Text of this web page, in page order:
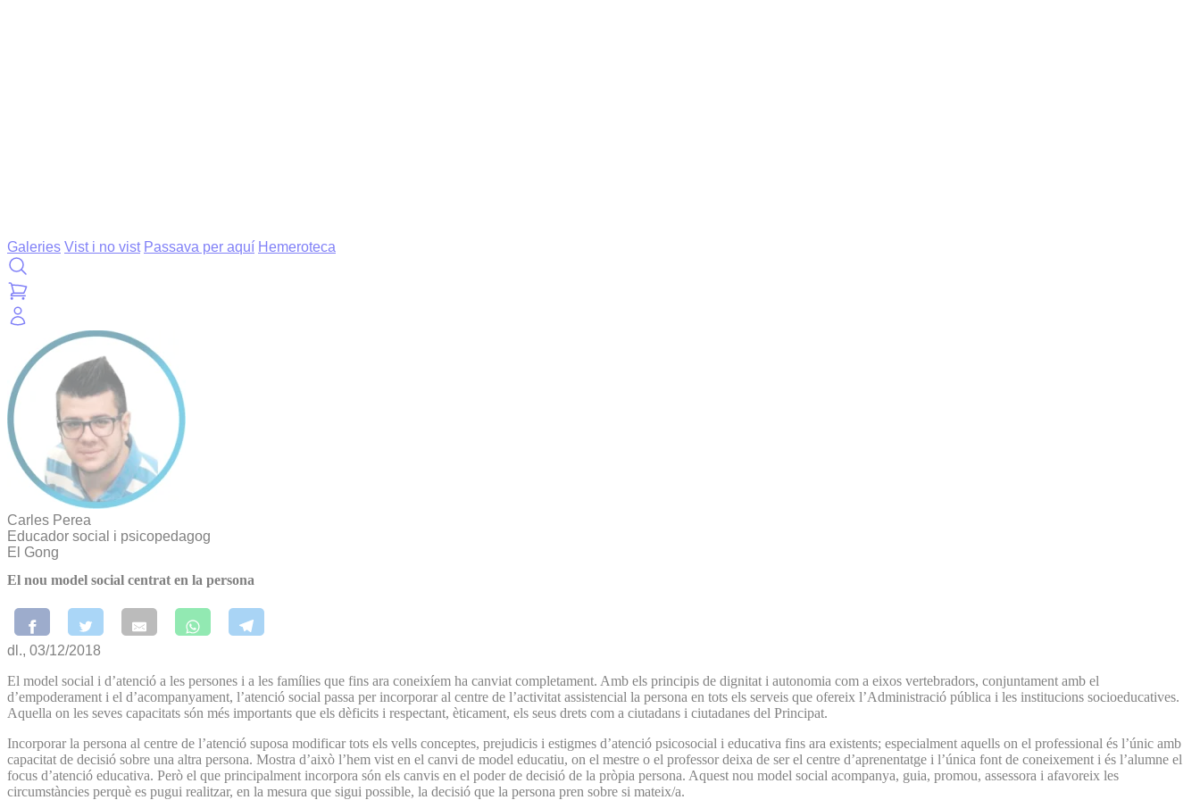
Galeries Vist i no vist Passava per aquí Hemeroteca
Carles Perea
Educador social i psicopedagog
El Gong
El nou model social centrat en la persona
dl., 03/12/2018
El model social i d’atenció a les persones i a les famílies que fins ara coneixíem ha canviat completament. Amb els principis de dignitat i autonomia com a eixos vertebradors, conjuntament amb el
d’empoderament i el d’acompanyament, l’atenció social passa per incorporar al centre de l’activitat assistencial la persona en tots els serveis que ofereix l’Administració pública i les institucions socioeducatives.
Aquella on les seves capacitats són més importants que els dèficits i respectant, èticament, els seus drets com a ciutadans i ciutadanes del Principat.
Incorporar la persona al centre de l’atenció suposa modificar tots els vells conceptes, prejudicis i estigmes d’atenció psicosocial i educativa fins ara existents; especialment aquells on el professional és l’únic amb
capacitat de decisió sobre una altra persona. Mostra d’això l’hem vist en el canvi de model educatiu, on el mestre o el professor deixa de ser el centre d’aprenentatge i l’única font de coneixement i és l’alumne el
focus d’atenció educativa. Però el que principalment incorpora són els canvis en el poder de decisió de la pròpia persona. Aquest nou model social acompanya, guia, promou, assessora i afavoreix les
circumstàncies perquè es pugui realitzar, en la mesura que sigui possible, la decisió que la persona pren sobre si mateix/a.